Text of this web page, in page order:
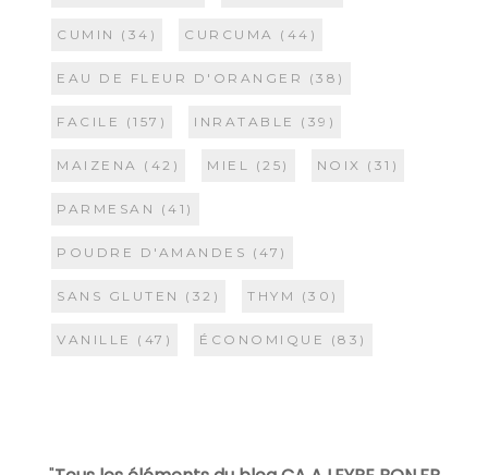
CUMIN (34) CURCUMA (44)
EAU DE FLEUR D'ORANGER (38)
FACILE (157) INRATABLE (39)
MAIZENA (42) MIEL (25) NOIX (31)
PARMESAN (41)
POUDRE D'AMANDES (47)
SANS GLUTEN (32) THYM (30)
VANILLE (47) ÉCONOMIQUE (83)